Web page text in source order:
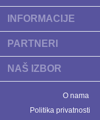
Kontakt
Naši partneri
Newsletter
Baneri
Program za
INFORMACIJE
Pronađite uzgajivača
Pasmine
Zdravlje mačaka
PARTNERI
Zdravlje Fitness
NAŠ IZBOR
O nama
Politika privatnosti